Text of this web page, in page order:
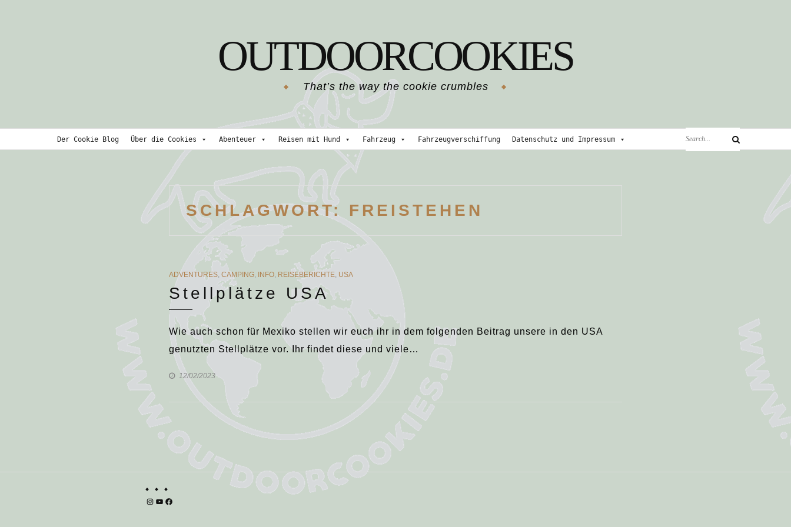
OUTDOORCOOKIES
That’s the way the cookie crumbles
Der Cookie Blog Über die Cookies Abenteuer Reisen mit Hund Fahrzeug Fahrzeugverschiffung Datenschutz und Impressum
Search
for:
Search
SCHLAGWORT: FREISTEHEN
CATEGORIES
ADVENTURES,CAMPING, INFO, REISEBERICHTE, USA
Stellplätze USA
Wie auch schon für Mexiko stellen wir euch ihr in dem folgenden Beitrag unsere in den USA
genutzten Stellplätze vor. Ihr findet diese und viele…
12/02/2023
Instagram
YouTube
Facebook